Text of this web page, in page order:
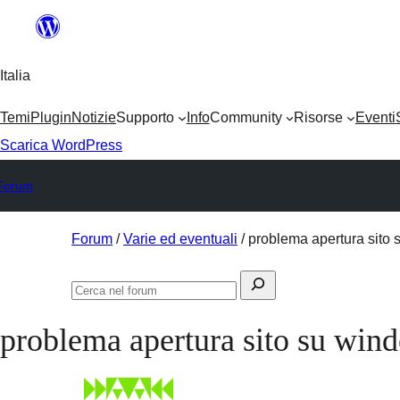
contenuto
Italia
TemiPluginNotizieSupporto InfoCommunity Risorse Eventi
Scarica WordPress
Forum / Varie ed eventuali / problema apertura sito
Cerca:
Cerca
forum
problema apertura sito su